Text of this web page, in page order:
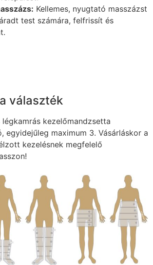
Kellemes, nyugtató masszázst
test számára, felfrissít és
választék
kezelőmandzsetta
egyidejűleg maximum 3. Vásárláskor a
kezelésnek megfelelő